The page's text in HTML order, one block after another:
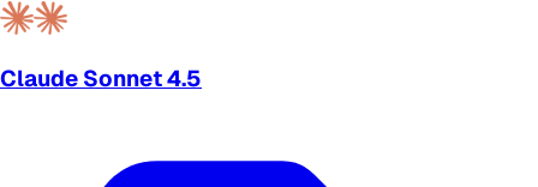
Claude Sonnet 4.5